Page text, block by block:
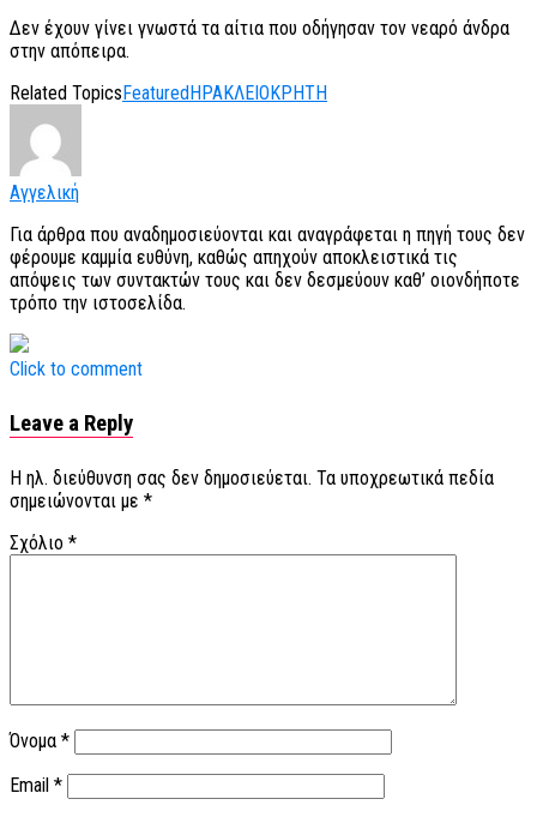
Δεν έχουν γίνει γνωστά τα αίτια που οδήγησαν τον νεαρό άνδρα
στην απόπειρα.
Related Topics Featured ΗΡΑΚΛΕΙΟΚΡΗΤΗ
Αγγελική
Για άρθρα που αναδημοσιεύονται και αναγράφεται η πηγή τους δεν
φέρουμε καμμία ευθύνη, καθώς απηχούν αποκλειστικά τις
απόψεις των συντακτών τους και δεν δεσμεύουν καθ’ οιονδήποτε
τρόπο την ιστοσελίδα.
Click to comment
Leave a Reply
Η ηλ. διεύθυνση σας δεν δημοσιεύεται. Τα υποχρεωτικά πεδία
σημειώνονται με *
Σχόλιο *
Όνομα *
Email *